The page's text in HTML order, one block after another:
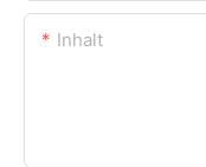
Inhalt